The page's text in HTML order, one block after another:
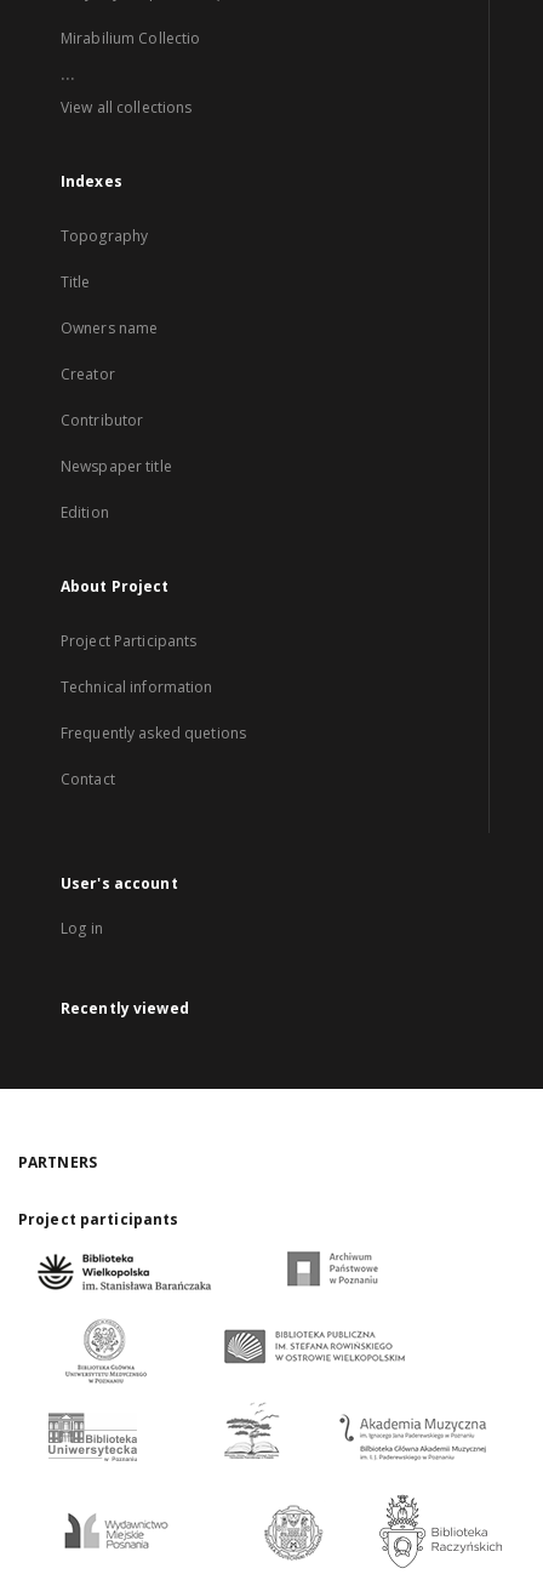
Mirabilium Collectio
...
View all collections
Indexes
Topography
Title
Owners name
Creator
Contributor
Newspaper title
Edition
About Project
Project Participants
Technical information
Frequently asked quetions
Contact
User's account
Log in
Recently viewed
PARTNERS
Project participants